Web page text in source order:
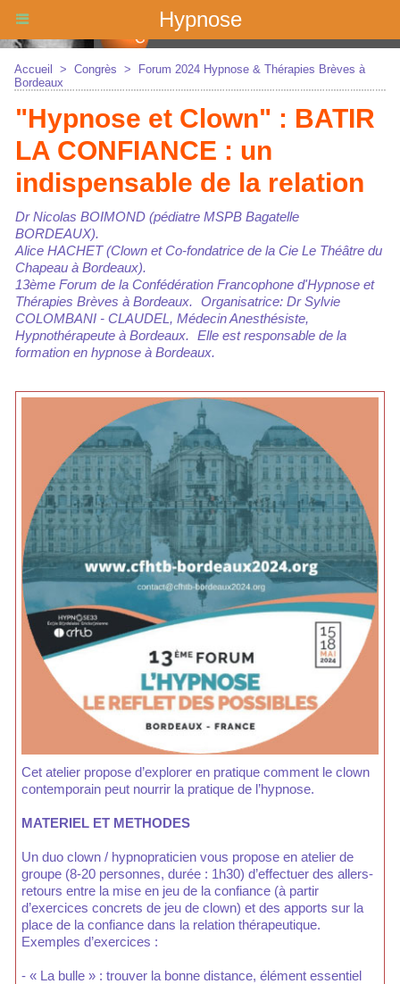
Hypnose
Accueil > Congrès >
Forum 2024 Hypnose & Thérapies Brèves à
Bordeaux
"Hypnose et Clown" : BATIR
LA CONFIANCE : un
indispensable de la relation
Dr Nicolas BOIMOND (pédiatre MSPB Bagatelle
BORDEAUX).
Alice HACHET (Clown et Co-fondatrice de la Cie Le Théâtre du
Chapeau à Bordeaux).
13ème Forum de la Confédération Francophone d'Hypnose et
Thérapies Brèves à Bordeaux. Organisatrice: Dr Sylvie
COLOMBANI - CLAUDEL, Médecin Anesthésiste,
Hypnothérapeute à Bordeaux. Elle est responsable de la
formation en hypnose à Bordeaux.
Cet atelier propose d’explorer en pratique comment le clown
contemporain peut nourrir la pratique de l’hypnose.
MATERIEL ET METHODES
Un duo clown / hypnopraticien vous propose en atelier de
groupe (8-20 personnes, durée : 1h30) d’effectuer des allers-
retours entre la mise en jeu de la confiance (à partir
d’exercices concrets de jeu de clown) et des apports sur la
place de la confiance dans la relation thérapeutique.
Exemples d’exercices :
- « La bulle » : trouver la bonne distance, élément essentiel